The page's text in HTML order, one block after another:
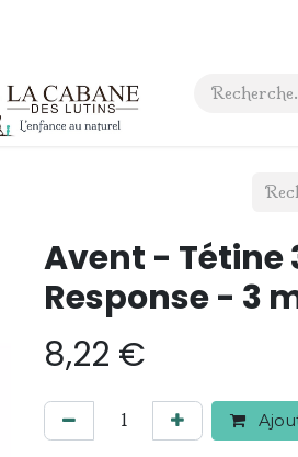
Avent - Tétine
Response - 3
8,22 €